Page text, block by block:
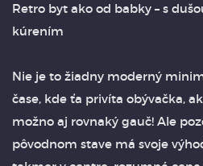
Retro byt ako od babky – s
kúrením
Nie je to žiadny moderný
čase, kde ťa privíta obývačka,
možno aj rovnaký gauč! Ale
pôvodnom stave má svoje